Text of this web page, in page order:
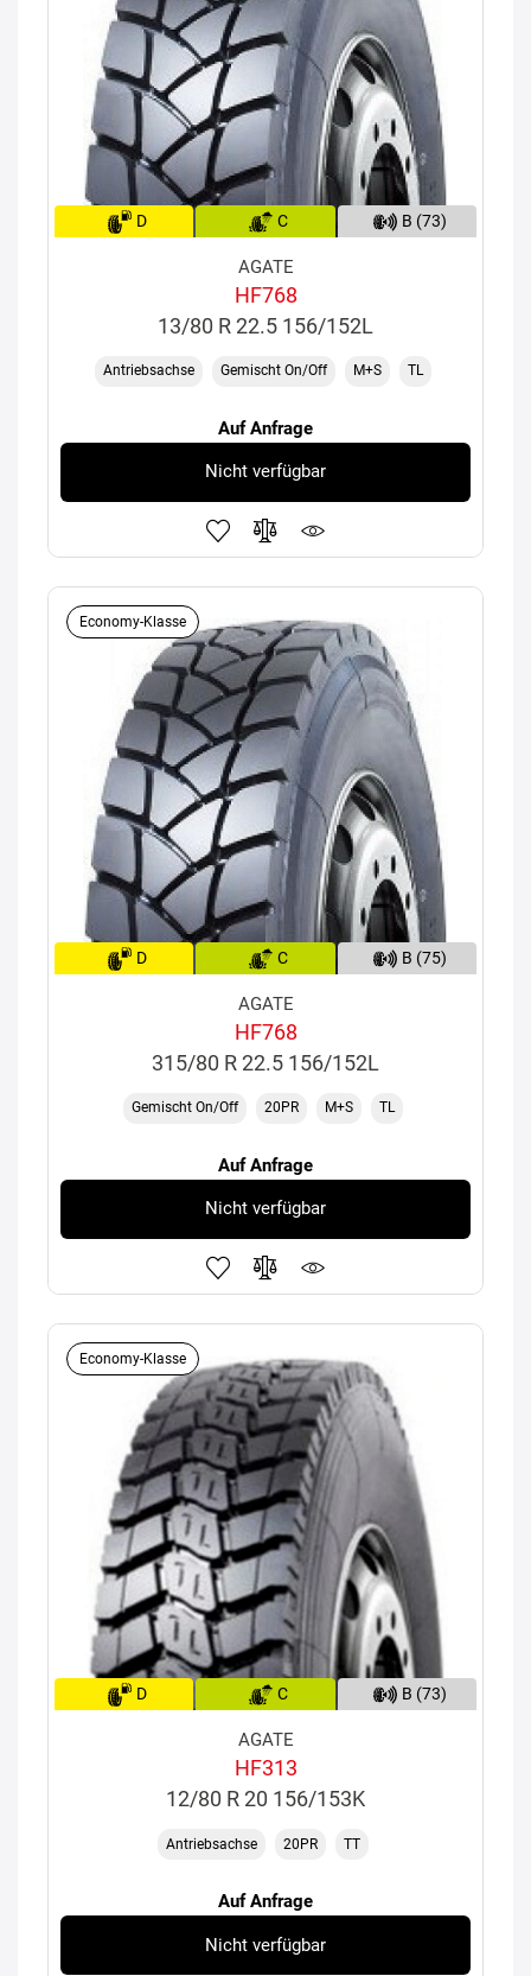
D C B (73)
AGATE
HF768
13/80 R 22.5 156/152L
Antriebsachse Gemischt On/Off M+S TL
Auf Anfrage
Nicht verfügbar
Economy-Klasse
D C B (75)
AGATE
HF768
315/80 R 22.5 156/152L
Gemischt On/Off 20PR M+S TL
Auf Anfrage
Nicht verfügbar
Economy-Klasse
D C B (73)
AGATE
HF313
12/80 R 20 156/153K
Antriebsachse 20PR TT
Auf Anfrage
Nicht verfügbar